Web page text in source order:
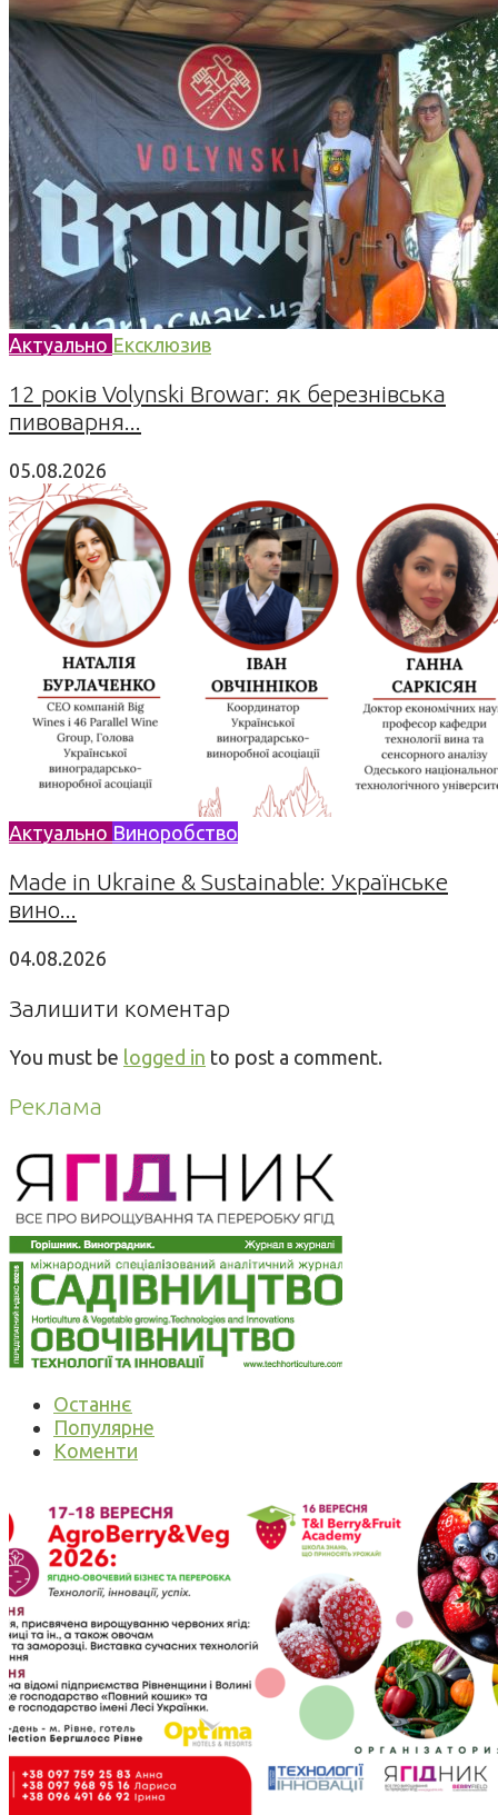
Актуально Ексклюзив
12 років Volynski Browar: як березнівська
пивоварня...
05.08.2026
Актуально Виноробство
Made in Ukraine & Sustainable: Українське
вино...
04.08.2026
Залишити коментар
You must be logged in to post a comment.
Реклама
Останнє
Популярне
Коменти